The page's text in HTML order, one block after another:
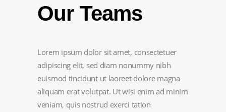
Our Teams
Lorem ipsum dolor sit amet, consectetuer
adipiscing elit, sed diam nonummy nibh
euismod tincidunt ut laoreet dolore magna
aliquam erat volutpat. Ut wisi enim ad minim
veniam, quis nostrud exerci tation